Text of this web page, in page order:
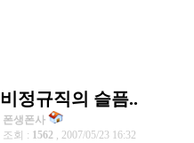
비정규직의 슬픔..
폰생폰사
조회 : 1562 , 2007/05/23 16:32